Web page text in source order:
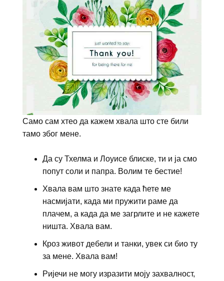
Само сам хтео да кажем хвала што сте били
тамо због мене.
Да су Тхелма и Лоуисе блиске, ти и ја смо
попут соли и папра. Волим те бестие!
Хвала вам што знате када ћете ме
насмијати, када ми пружити раме да
плачем, а када да ме загрлите и не кажете
ништа. Хвала вам.
Кроз живот дебели и танки, увек си био ту
за мене. Хвала вам!
Ријечи не могу изразити моју захвалност,